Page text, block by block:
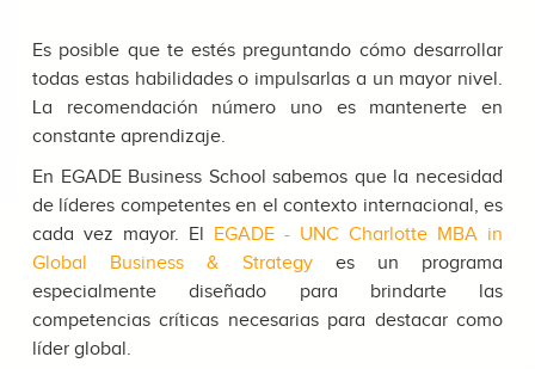
Es posible que te estés preguntando cómo desarrollar
todas estas habilidades o impulsarlas a un mayor nivel.
La recomendación número uno es mantenerte en
constante aprendizaje.
En EGADE Business School sabemos que la necesidad
de líderes competentes en el contexto internacional, es
cada vez mayor. El EGADE - UNC Charlotte MBA in
Global Business & Strategyes un programa
especialmente diseñado para brindarte las
competencias críticas necesarias para destacar como
líder global.